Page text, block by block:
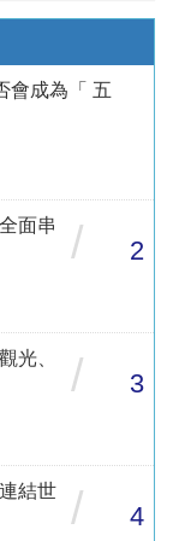
成為「 五
面串
/ 2
光、
/ 3
結世
/ 4